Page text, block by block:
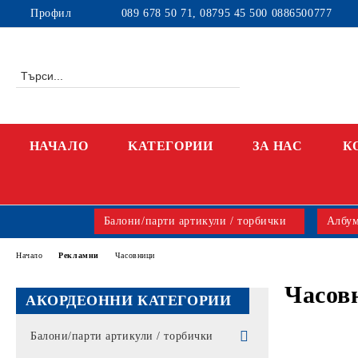
Профил 089 678 50 71, 08795 45 500 0886500777
НАЧАЛО KАТЕГОРИИ ЗА НАС
Балони/парти артикули / торбички
АКОРДЕОННИ КАТЕГОРИИ
Балони/парти артикули / торбички
Начало Рекламни Часовници